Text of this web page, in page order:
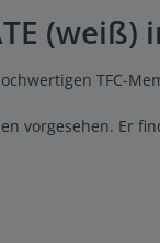
(weiß)
TFC-
vorgesehen. Er